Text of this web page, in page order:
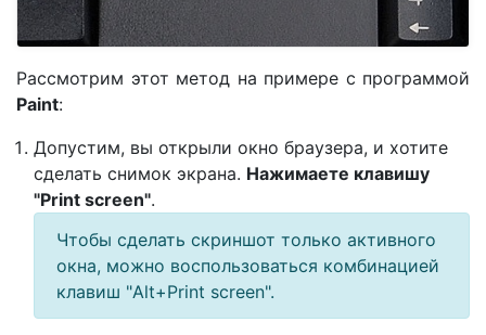
Расcмотрим этот метод на примере с программой
Paint:
Допустим, вы открыли окно браузера, и хотите
сделать снимок экрана. Нажимаете клавишу
"Print screen".
Чтобы сделать скриншот только активного
окна, можно воспользоваться комбинацией
клавиш "Alt+Print screen".